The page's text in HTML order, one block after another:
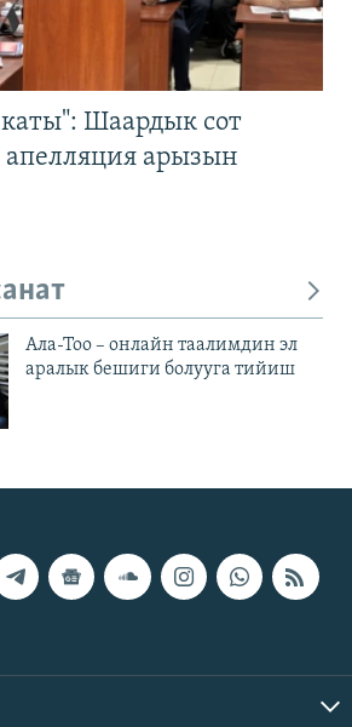
Шаардык сот
апелляция арызын
Ала-Тоо – онлайн таалимдин эл
аралык бешиги болууга тийиш